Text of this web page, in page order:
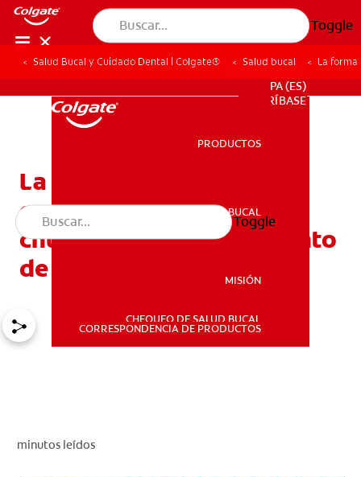
Toggle
SALUD BUCAL
PA (ES)
SUSCRÍBASE
PRODUCTOS
SALUD BUCAL
MISIÓN
CHEQUEO DE SALUD BUCAL
CORRESPONDENCIA DE PRODUCTOS
Toggle
Salud Bucal y Cuidado Dental | Colgate® Salud bucal La
La forma más rápida de
enderezar tus dientes
chuecos con un tratamiento
de ortodoncia
minutos leídos